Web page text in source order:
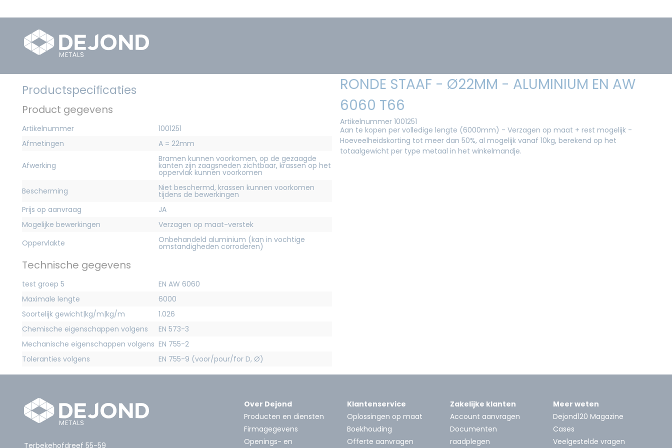
Productspecificaties
Product gegevens
Artikelnummer
1001251
Afmetingen
A = 22mm
Afwerking
Bramen kunnen voorkomen, op de gezaagde
kanten zijn zaagsneden zichtbaar, krassen op het
oppervlak kunnen voorkomen
Bescherming
Niet beschermd, krassen kunnen voorkomen
tijdens de bewerkingen
Prijs op aanvraag
JA
Mogelijke bewerkingen
Verzagen op maat-verstek
Oppervlakte
Onbehandeld aluminium (kan in vochtige
omstandigheden corroderen)
Technische gegevens
test groep 5
EN AW 6060
Maximale lengte
6000
Soortelijk gewicht|kg/m|kg/m
1.026
Chemische eigenschappen volgens
EN 573-3
Mechanische eigenschappen volgens EN 755-2
Toleranties volgens
EN 755-9 (voor/pour/for D, Ø)
RONDE STAAF - Ø22MM - ALUMINIUM EN AW
6060 T66
Artikelnummer 1001251
Aan te kopen per volledige lengte (6000mm) - Verzagen op maat + rest mogelijk -
Hoeveelheidskorting tot meer dan 50%, al mogelijk vanaf 10kg, berekend op het
totaalgewicht per type metaal in het winkelmandje.
Terbekehofdreef 55-59
Over Dejond
Producten en diensten
Firmagegevens
Openings- en
Klantenservice
Oplossingen op maat
Boekhouding
Offerte aanvragen
Zakelijke klanten
Account aanvragen
Documenten
raadplegen
Meer weten
Dejond120 Magazine
Cases
Veelgestelde vragen